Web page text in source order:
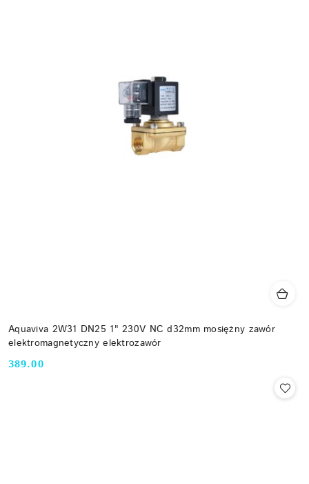
Aquaviva 2W31 DN25 1" 230V NC d32mm mosiężny zawór
elektromagnetyczny elektrozawór
Cena:
389.00